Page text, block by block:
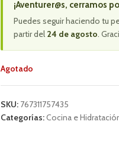
¡Aventurer@s, cerramos
Puedes seguir haciendo tu
partir del 24 de agosto.
Agotado
SKU: 767311757435
Categorías:Cocina e